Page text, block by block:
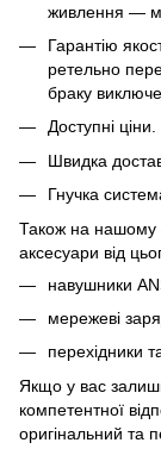
живлення —
Гарантію
ретельно
браку
Доступні ціни.
Швидка
Гнучка
Також на нашому
аксесуари від
навушники
мережеві
перехідники
Якщо у вас
компетентної
оригінальний та